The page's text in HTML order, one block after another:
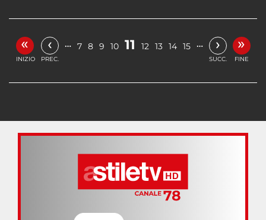
«
INIZIO
‹
PREC.
… 7 8 9 10 11 12 13 14 15 … ›
SUCC.
»
FINE